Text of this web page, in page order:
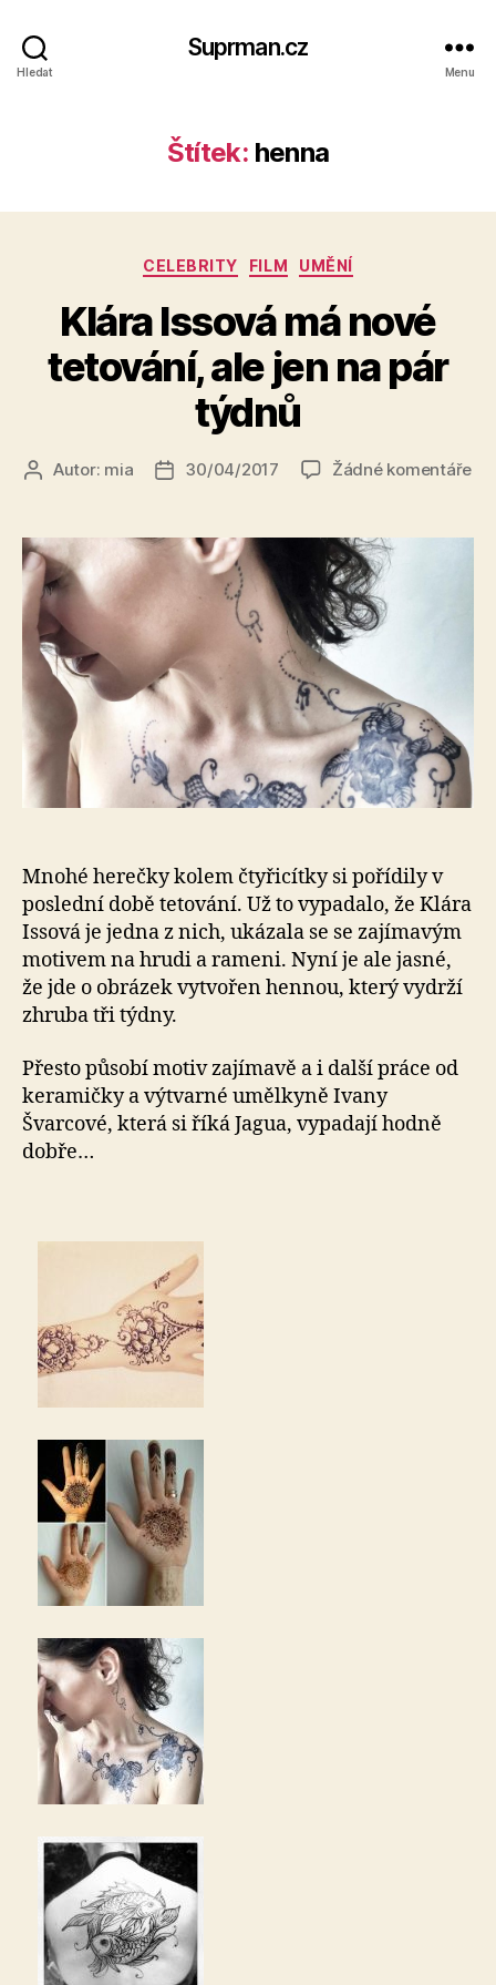
Hledat
Suprman.cz
Menu
Štítek: henna
Rubriky
CELEBRITY FILM UMĚNÍ
Klára Issová má nové
tetování, ale jen na pár
týdnů
AutorAutor: mia
Datum
30/04/2017 Žádné komentářeu
Mnohé herečky kolem čtyřicítky si pořídily v
poslední době tetování. Už to vypadalo, že Klára
Issová je jedna z nich, ukázala se se zajímavým
motivem na hrudi a rameni. Nyní je ale jasné,
že jde o obrázek vytvořen hennou, který vydrží
zhruba tři týdny.
Přesto působí motiv zajímavě a i další práce od
keramičky a výtvarné umělkyně Ivany
Švarcové, která si říká Jagua, vypadají hodně
dobře…